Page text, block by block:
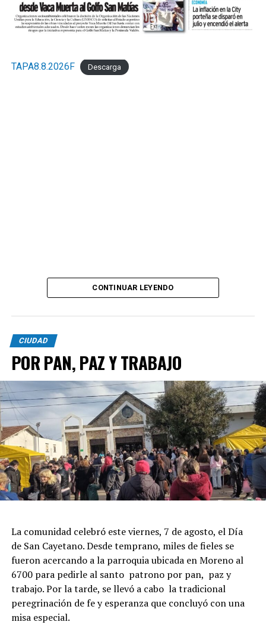
TAPA8.8.2026F Descarga
CONTINUAR LEYENDO
CIUDAD
POR PAN, PAZ Y TRABAJO
La comunidad celebró este viernes, 7 de agosto, el Día
de San Cayetano. Desde temprano, miles de fieles se
fueron acercando a la parroquia ubicada en Moreno al
6700 para pedirle al santo patrono por pan, paz y
trabajo. Por la tarde, se llevó a cabo la tradicional
peregrinación de fe y esperanza que concluyó con una
misa especial.